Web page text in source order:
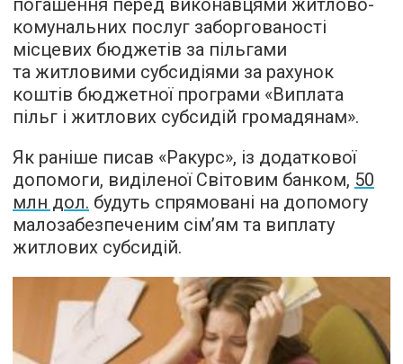
погашення перед виконавцями житлово-
комунальних послуг заборгованості
місцевих бюджетів за пільгами
та житловими субсидіями за рахунок
коштів бюджетної програми «Виплата
пільг і житлових субсидій громадянам».
Як раніше писав «Ракурс», із додаткової
допомоги, виділеної Світовим банком, 50
млн дол. будуть спрямовані на допомогу
малозабезпеченим сім’ям та виплату
житлових субсидій.